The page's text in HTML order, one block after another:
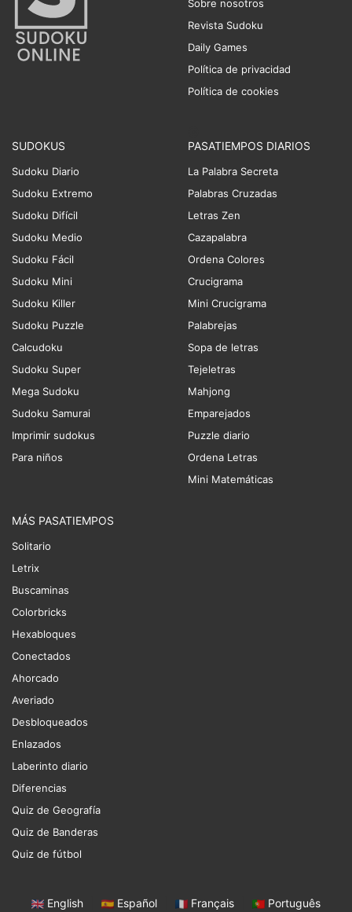
Sobre nosotros
Revista Sudoku
Daily Games
Política de privacidad
Política de cookies
SUDOKUS
Sudoku Diario
Sudoku Extremo
Sudoku Difícil
Sudoku Medio
Sudoku Fácil
Sudoku Mini
Sudoku Killer
Sudoku Puzzle
Calcudoku
Sudoku Super
Mega Sudoku
Sudoku Samurai
Imprimir sudokus
Para niños
PASATIEMPOS DIARIOS
La Palabra Secreta
Palabras Cruzadas
Letras Zen
Cazapalabra
Ordena Colores
Crucigrama
Mini Crucigrama
Palabrejas
Sopa de letras
Tejeletras
Mahjong
Emparejados
Puzzle diario
Ordena Letras
Mini Matemáticas
MÁS PASATIEMPOS
Solitario
Letrix
Buscaminas
Colorbricks
Hexabloques
Conectados
Ahorcado
Averiado
Desbloqueados
Enlazados
Laberinto diario
Diferencias
Quiz de Geografía
Quiz de Banderas
Quiz de fútbol
English Español Français Português